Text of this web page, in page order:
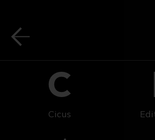
Cicus